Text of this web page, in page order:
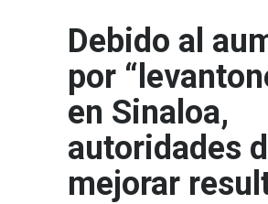
Debido al
por
en Sinaloa,
autoridades
mejorar